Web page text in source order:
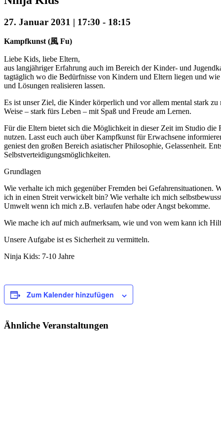
27. Januar 2031 | 17:30 - 18:15
Kampfkunst (風 Fu)
Liebe Kids, liebe Eltern,
aus langjähriger Erfahrung auch im Bereich der Kinder- und
tagtäglich wo die Bedürfnisse von Kindern und Eltern liegen und
und Lösungen realisieren lassen.
Es ist unser Ziel, die Kinder körperlich und vor allem mental stark zu
Weise – stark fürs Leben – mit Spaß und Freude am Lernen.
Für die Eltern bietet sich die Möglichkeit in dieser Zeit im Studio die
nutzen. Lasst euch auch über Kampfkunst für Erwachsene
geniest den großen Bereich asiatischer Philosophie, Gelassenheit.
Selbstverteidigungsmöglichkeiten.
Grundlagen
Wie verhalte ich mich gegenüber Fremden bei Gefahrensituationen.
ich in einen Streit verwickelt bin? Wie verhalte ich mich
Umwelt wenn ich mich z.B. verlaufen habe oder Angst bekomme.
Wie mache ich auf mich aufmerksam, wie und von wem kann ich
Unsere Aufgabe ist es Sicherheit zu vermitteln.
Ninja Kids: 7-10 Jahre
Zum Kalender hinzufügen
Ähnliche Veranstaltungen